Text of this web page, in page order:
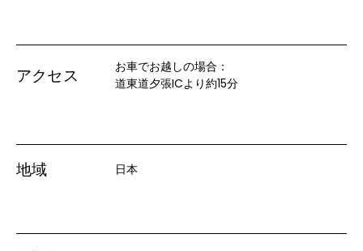
アクセス
お車でお越しの場合：
道東道夕張ICより約15分
地域 日本